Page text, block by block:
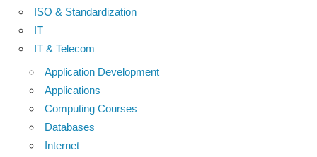
ISO & Standardization
IT
IT & Telecom
Application Development
Applications
Computing Courses
Databases
Internet